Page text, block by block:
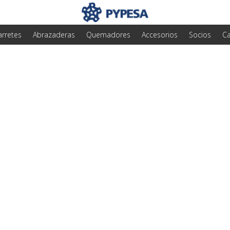
Abrazaderas Quemadores Accesorios Socios